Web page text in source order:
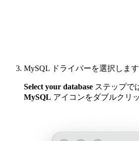
MySQL ドライバーを選択します
Select your database ステップで
MySQL アイコンをダブルクリ